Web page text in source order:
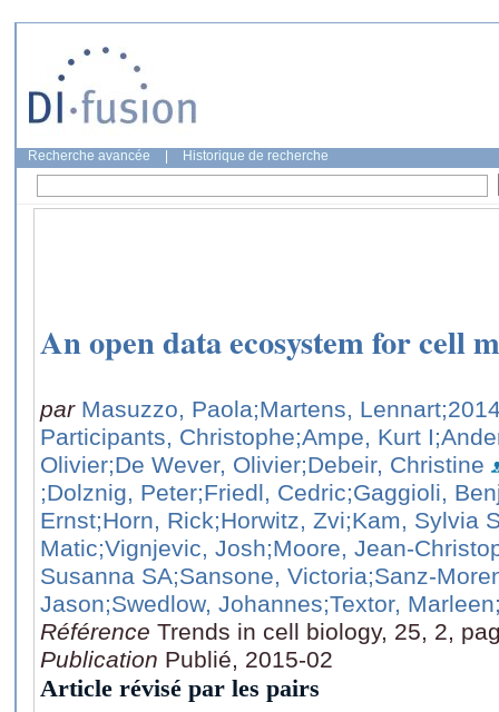
Recherche avancée Historique de recherche
An open data ecosystem for cell
par Masuzzo, Paola;Martens, Lennart
Participants, Christophe;Ampe, Kurt I
Olivier;De Wever, Olivier;Debeir, Christine
;Dolznig, Peter;Friedl, Cedric;Gaggioli,
Ernst;Horn, Rick;Horwitz, Zvi;Kam, Sylvia
Matic;Vignjevic, Josh;Moore, Jean-
Susanna SA;Sansone, Victoria;Sanz-
Jason;Swedlow, Johannes;Textor, Marleen
Référence Trends in cell biology, 25, 2,
Publication Publié, 2015-02
Article révisé par les pairs